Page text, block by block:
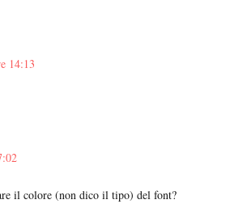
14:13
il colore (non dico il tipo) del font?